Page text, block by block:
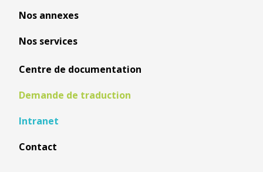
Nos annexes
Nos services
Centre de documentation
Demande de traduction
Intranet
Contact